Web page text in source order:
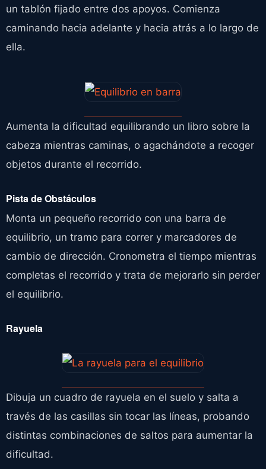
un tablón fijado entre dos apoyos. Comienza
caminando hacia adelante y hacia atrás a lo largo de
ella.
Aumenta la dificultad equilibrando un libro sobre la
cabeza mientras caminas, o agachándote a recoger
objetos durante el recorrido.
Pista de Obstáculos
Monta un pequeño recorrido con una barra de
equilibrio, un tramo para correr y marcadores de
cambio de dirección. Cronometra el tiempo mientras
completas el recorrido y trata de mejorarlo sin perder
el equilibrio.
Rayuela
Dibuja un cuadro de rayuela en el suelo y salta a
través de las casillas sin tocar las líneas, probando
distintas combinaciones de saltos para aumentar la
dificultad.